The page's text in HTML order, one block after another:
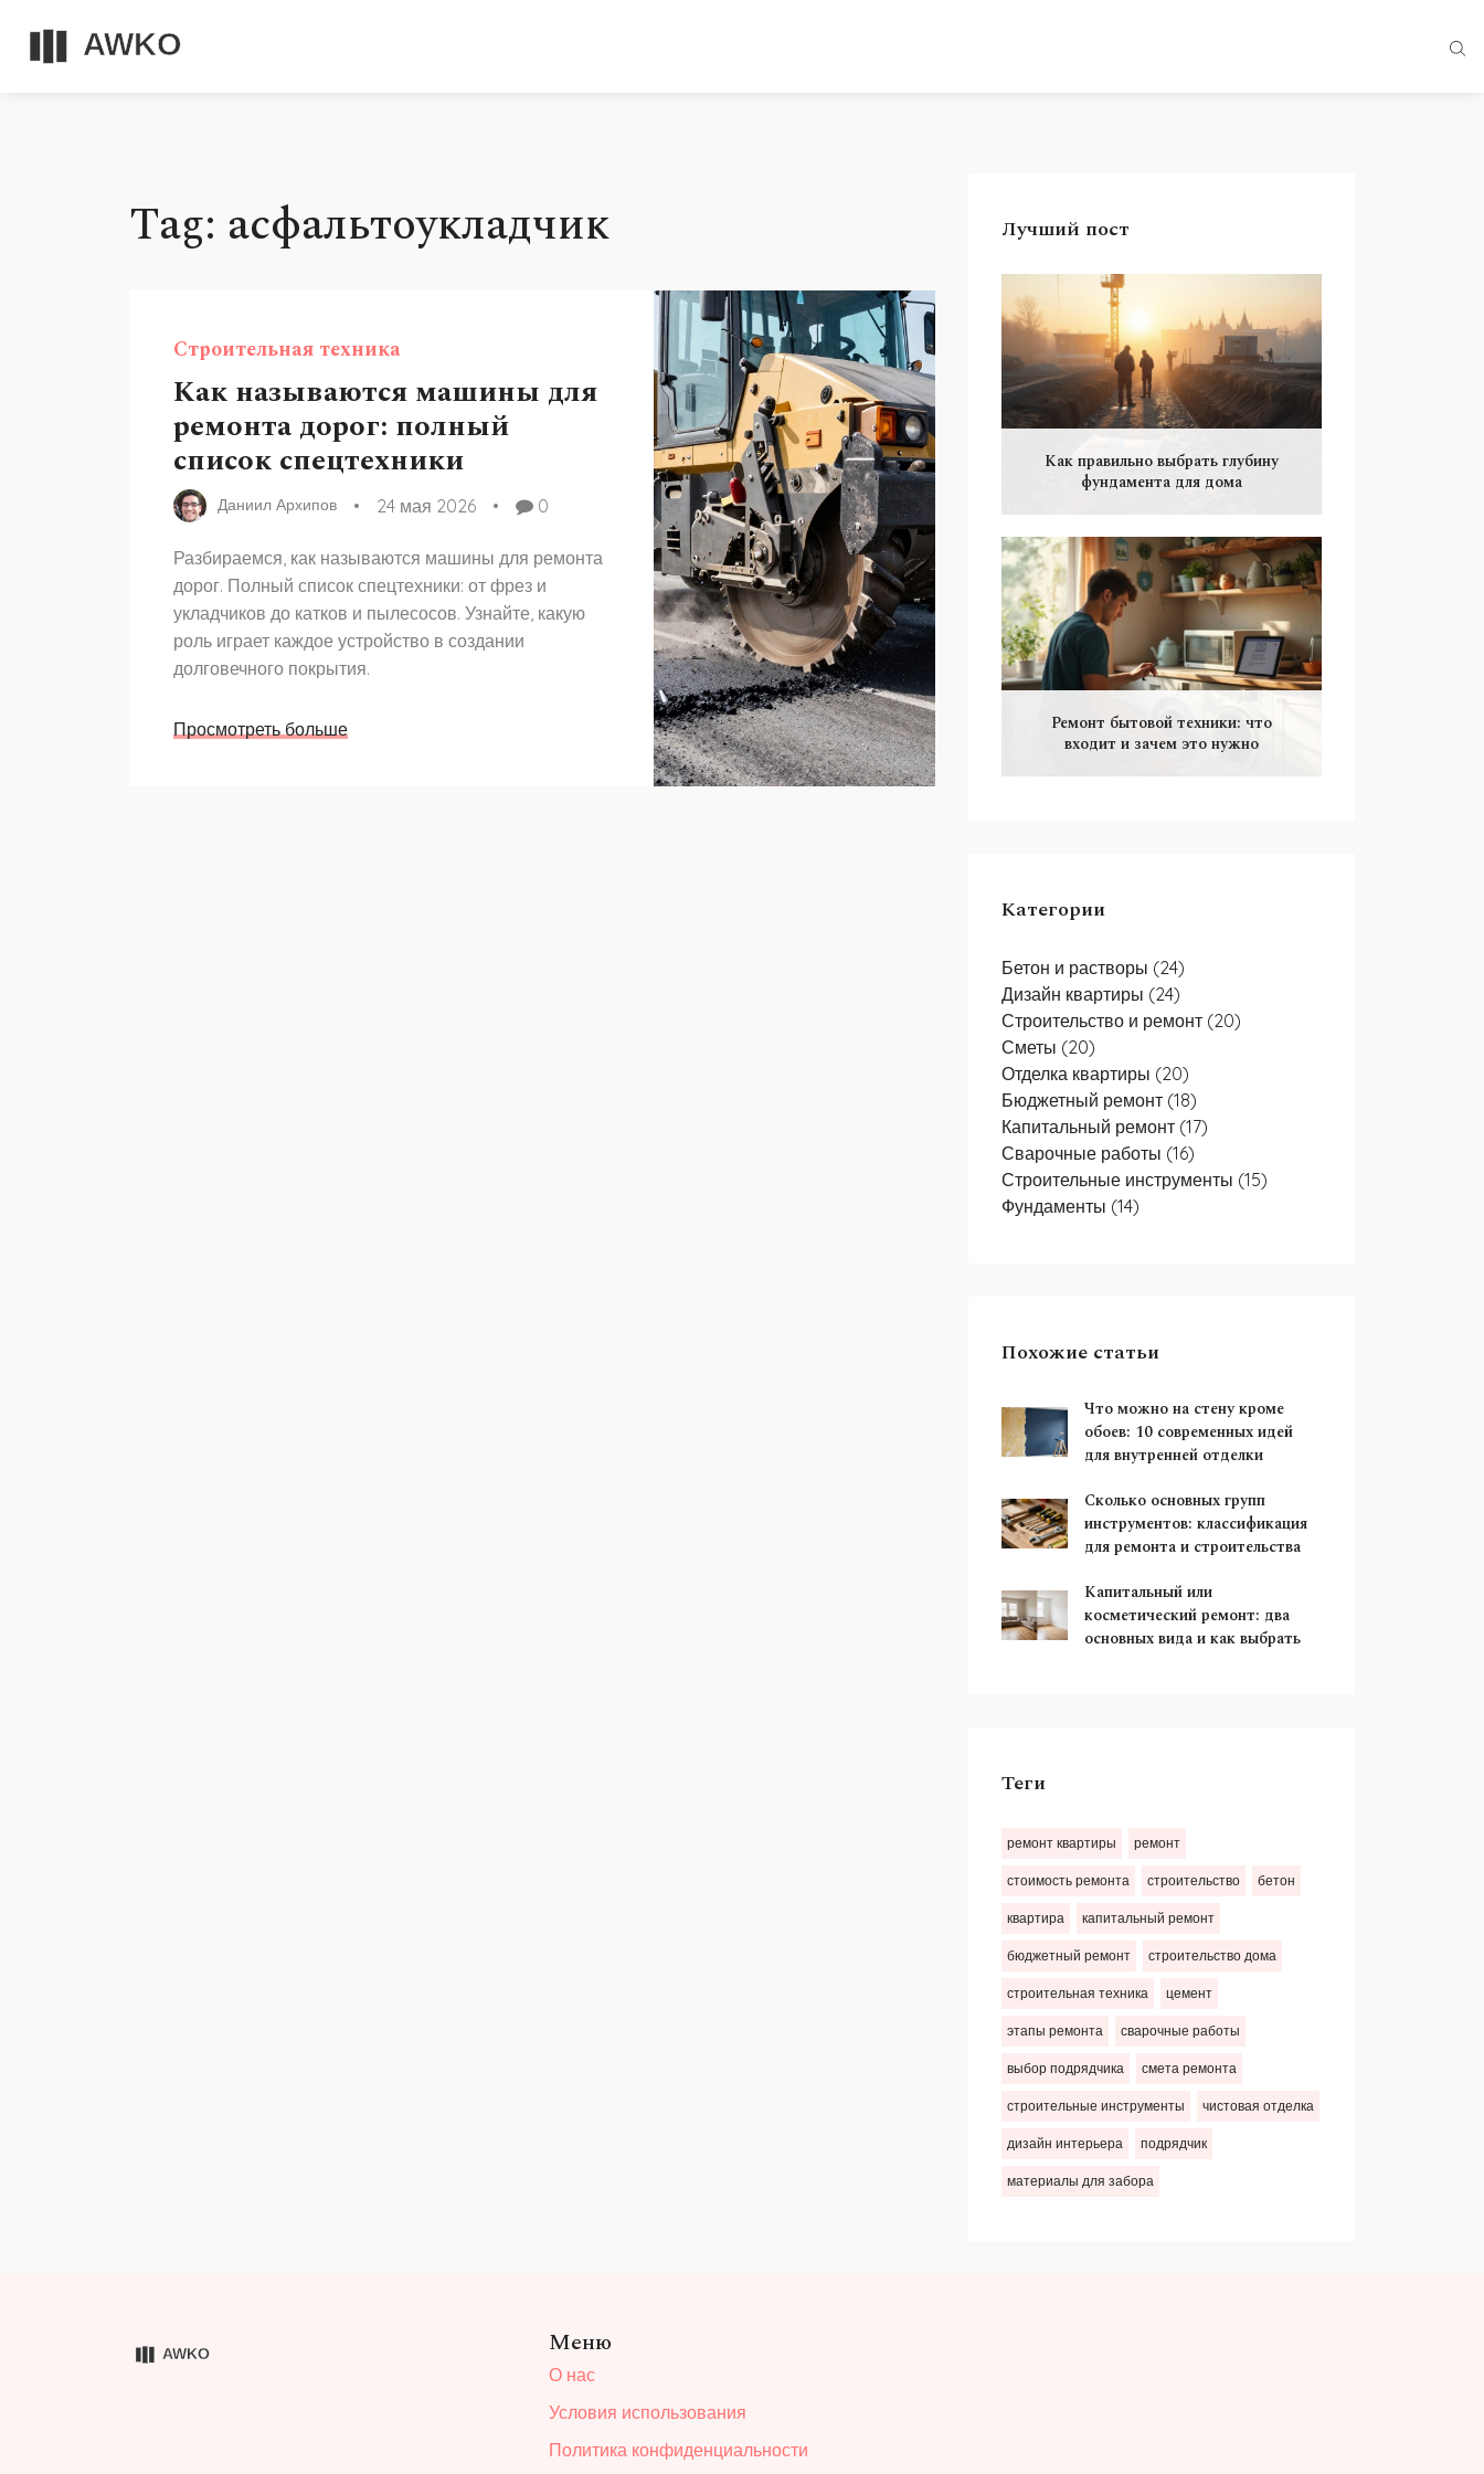
Tag: асфальтоукладчик
Строительная техника
Как называются машины для
ремонта дорог: полный
список спецтехники
Даниил Архипов 24 мая 2026 0
Разбираемся, как называются машины для ремонта
дорог. Полный список спецтехники: от фрез и
укладчиков до катков и пылесосов. Узнайте, какую
роль играет каждое устройство в создании
долговечного покрытия.
Просмотреть больше
Лучший пост
Как правильно выбрать глубину
фундамента для дома
Ремонт бытовой техники: что
входит и зачем это нужно
Категории
Бетон и растворы (24)
Дизайн квартиры (24)
Строительство и ремонт (20)
Сметы (20)
Отделка квартиры (20)
Бюджетный ремонт (18)
Капитальный ремонт (17)
Сварочные работы (16)
Строительные инструменты (15)
Фундаменты (14)
Похожие статьи
Что можно на стену кроме
обоев: 10 современных идей
для внутренней отделки
Сколько основных групп
инструментов: классификация
для ремонта и строительства
Капитальный или
косметический ремонт: два
основных вида и как выбрать
Теги
ремонт квартиры ремонт
стоимость ремонта строительство бетон
квартира капитальный ремонт
бюджетный ремонт строительство дома
строительная техника цемент
этапы ремонта сварочные работы
выбор подрядчика смета ремонта
строительные инструменты чистовая отделка
дизайн интерьера подрядчик
материалы для забора
Меню
О нас
Условия использования
Политика конфиденциальности